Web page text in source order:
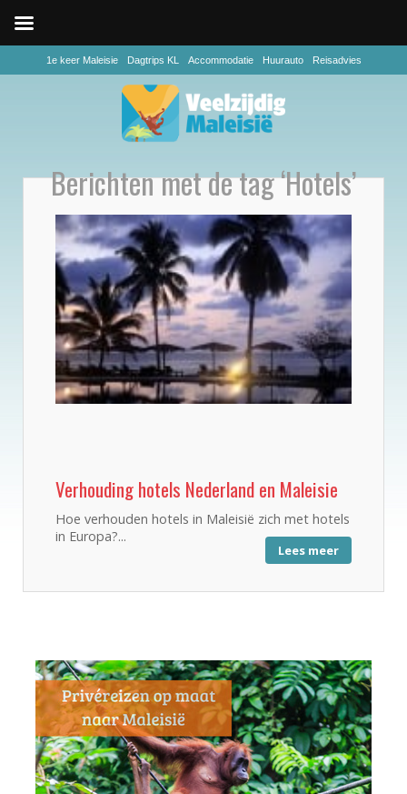
1e keer Maleisie Dagtrips KL Accommodatie Huurauto Reisadvies
Berichten met de tag ‘Hotels’
Verhouding hotels Nederland en Maleisie
Hoe verhouden hotels in Maleisië zich met hotels
in Europa?...
Lees meer